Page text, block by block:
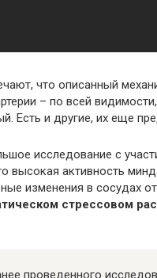
что описанный
– по всей
Есть и другие, их еще
исследование с
высокая активность
изменения в сосудах
стрессовом
проведенного